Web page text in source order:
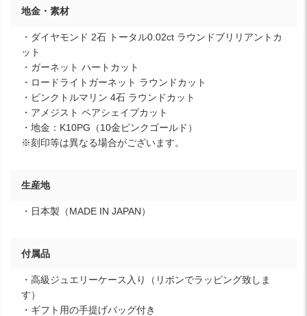
地金・素材
・ダイヤモンド 2石 トータル0.02ct ラウンドブリリアントカ
ット
・ガーネット ハートカット
・ロードライトガーネット ラウンドカット
・ピンクトルマリン 4石 ラウンドカット
・アメジスト ペアシェイプカット
・地金：K10PG（10金ピンクゴールド）
※刻印等は異なる場合がございます。
生産地
・日本製（MADE IN JAPAN）
付属品
・高級ジュエリーケース入り（リボンでラッピング致しま
す）
・ギフト用の手提げバッグ付き